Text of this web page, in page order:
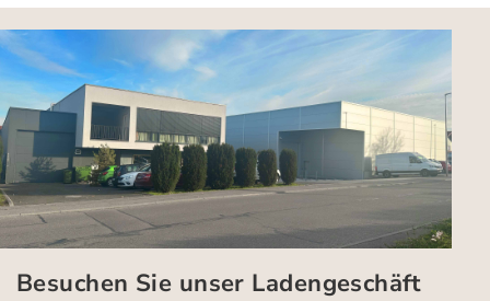
Besuchen Sie unser Ladengeschäft